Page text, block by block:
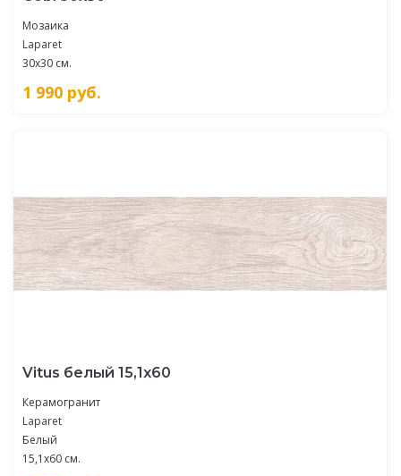
Мозаика
Laparet
30x30 см.
1 990 руб.
Vitus белый 15,1х60
Керамогранит
Laparet
Белый
15,1x60 см.